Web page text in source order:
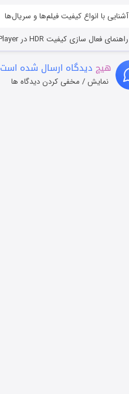
آشنایی با انواع کیفیت فیلم‌ها و سریال‌ها
راهنمای فعال سازی کیفیت HDR در PotPlayer
هیچ دیدگاه ارسال شده است
نمایش / مخفی کردن دیدگاه ها